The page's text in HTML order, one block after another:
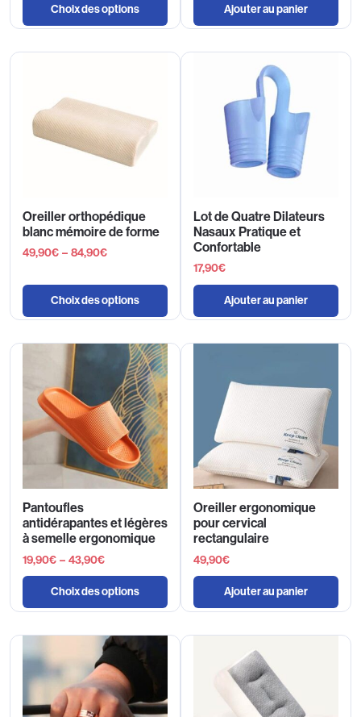
Choix des options Ajouter au panier
Oreiller orthopédique
blanc mémoire de forme
49,90€ – 84,90€
Choix des options
Lot de Quatre Dilateurs
Nasaux Pratique et
Confortable
17,90€
Ajouter au panier
Pantoufles
antidérapantes et légères
à semelle ergonomique
19,90€ – 43,90€
Choix des options
Oreiller ergonomique
pour cervical
rectangulaire
49,90€
Ajouter au panier